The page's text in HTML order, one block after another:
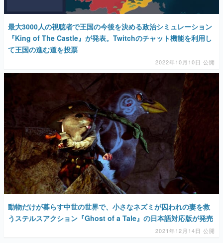
最大3000人の視聴者で王国の今後を決める政治シミュレーション
『King of The Castle』が発表。Twitchのチャット機能を利用し
て王国の進む道を投票
2022年10月10日 公開
動物だけが暮らす中世の世界で、小さなネズミが囚われの妻を救
うステルスアクション『Ghost of a Tale』の日本語対応版が発売
2021年12月14日 公開